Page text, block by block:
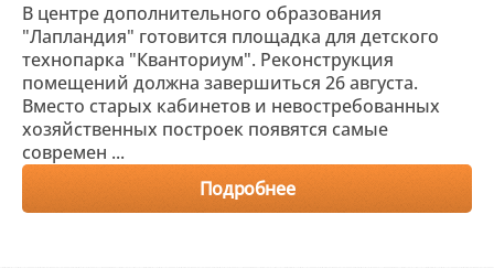
В центре дополнительного образования
"Лапландия" готовится площадка для детского
технопарка "Кванториум". Реконструкция
помещений должна завершиться 26 августа.
Вместо старых кабинетов и невостребованных
хозяйственных построек появятся самые
современ ...
Подробнее